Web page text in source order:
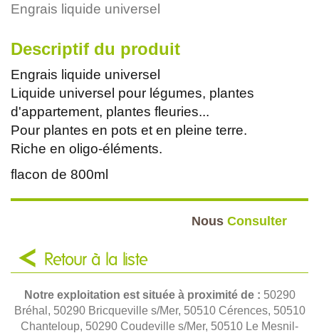
Engrais liquide universel
Descriptif du produit
Engrais liquide universel
Liquide universel pour légumes, plantes
d'appartement, plantes fleuries...
Pour plantes en pots et en pleine terre.
Riche en oligo-éléments.
flacon de 800ml
Nous Consulter
Retour à la liste
Notre exploitation est située à proximité de : 50290
Bréhal, 50290 Bricqueville s/Mer, 50510 Cérences, 50510
Chanteloup, 50290 Coudeville s/Mer, 50510 Le Mesnil-